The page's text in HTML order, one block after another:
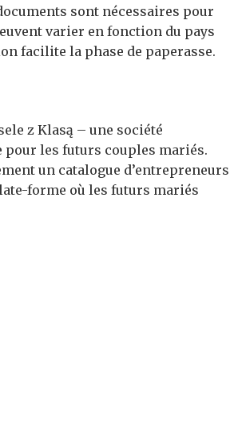
sont nécessaires pour
varier en fonction du pays
facilite la phase de paperasse.
z Klasą – une société
les futurs couples mariés.
un catalogue d’entrepreneurs
forme où les futurs mariés